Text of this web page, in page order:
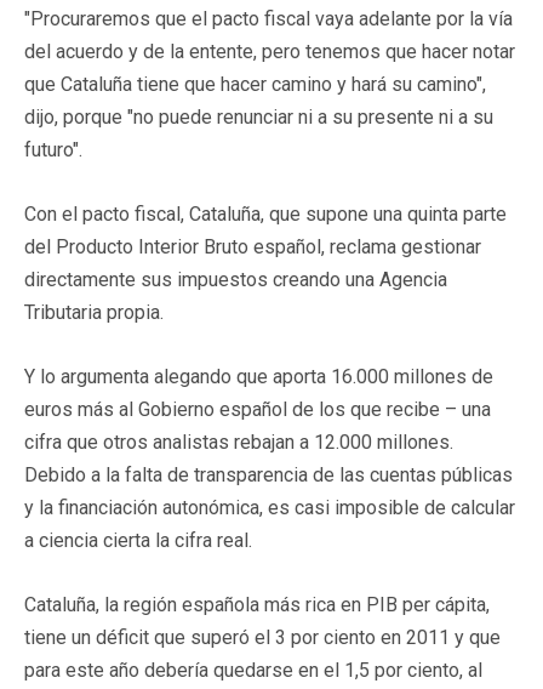
"Procuraremos que el pacto fiscal vaya adelante por la vía
del acuerdo y de la entente, pero tenemos que hacer notar
que Cataluña tiene que hacer camino y hará su camino",
dijo, porque "no puede renunciar ni a su presente ni a su
futuro".
Con el pacto fiscal, Cataluña, que supone una quinta parte
del Producto Interior Bruto español, reclama gestionar
directamente sus impuestos creando una Agencia
Tributaria propia.
Y lo argumenta alegando que aporta 16.000 millones de
euros más al Gobierno español de los que recibe – una
cifra que otros analistas rebajan a 12.000 millones.
Debido a la falta de transparencia de las cuentas públicas
y la financiación autonómica, es casi imposible de calcular
a ciencia cierta la cifra real.
Cataluña, la región española más rica en PIB per cápita,
tiene un déficit que superó el 3 por ciento en 2011 y que
para este año debería quedarse en el 1,5 por ciento, al